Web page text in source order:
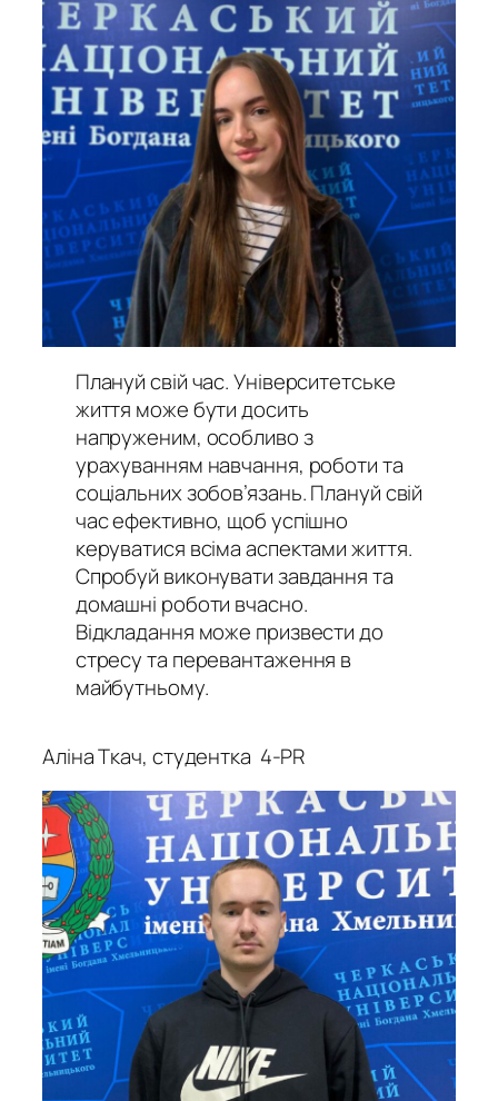
Плануй свій час. Університетське
життя може бути досить
напруженим, особливо з
урахуванням навчання, роботи та
соціальних зобов’язань. Плануй свій
час ефективно, щоб успішно
керуватися всіма аспектами життя.
Спробуй виконувати завдання та
домашні роботи вчасно.
Відкладання може призвести до
стресу та перевантаження в
майбутньому.
Аліна Ткач, студентка 4-PR